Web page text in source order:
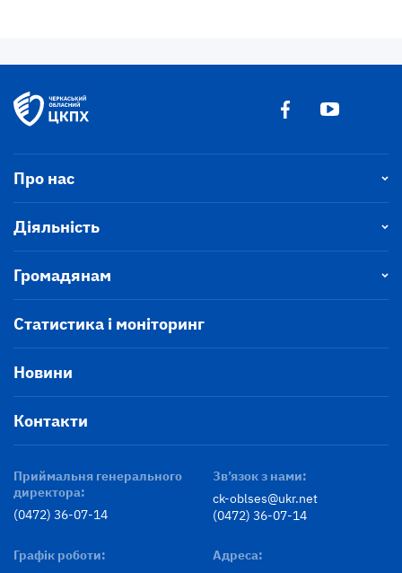
Про нас
Діяльність
Громадянам
Статистика і моніторинг
Новини
Контакти
Приймальня генерального
директора:
(0472) 36-07-14
Зв’язок з нами:
ck-oblses@ukr.net
(0472) 36-07-14
Графік роботи:
Адреса: